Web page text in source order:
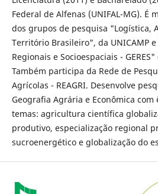
Federal de Alfenas (UNIFAL-MG). É
dos grupos de pesquisa "Logística,
Território Brasileiro", da UNICAMP
Regionais e Socioespaciais -
Também participa da Rede de
Agrícolas - REAGRI. Desenvolve
Geografia Agrária e Econômica
temas: agricultura científica
produtivo, especialização regional
sucroenergético e globalização do